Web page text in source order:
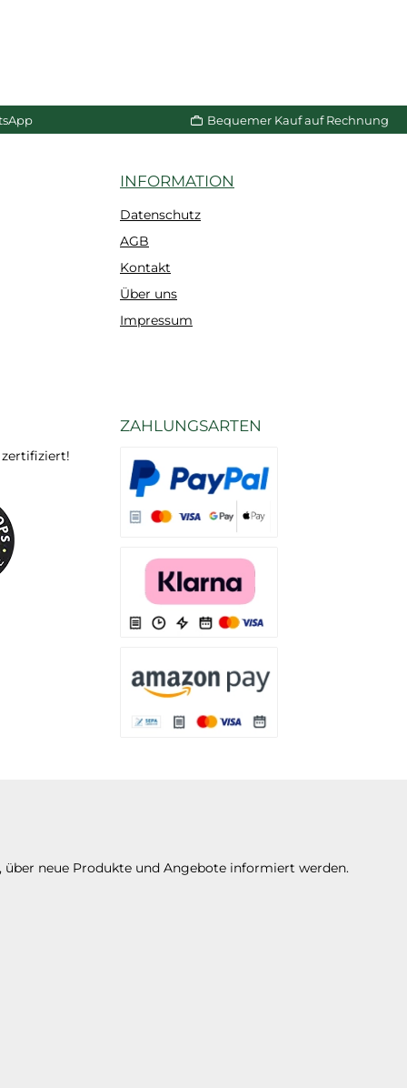
Bequemer Kauf auf Rechnung
INFORMATION
Datenschutz
AGB
Kontakt
Über uns
Impressum
ZAHLUNGSARTEN
neue Produkte und Angebote informiert werden.